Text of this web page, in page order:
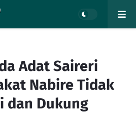
Adat Saireri
Nabire Tidak
dan Dukung